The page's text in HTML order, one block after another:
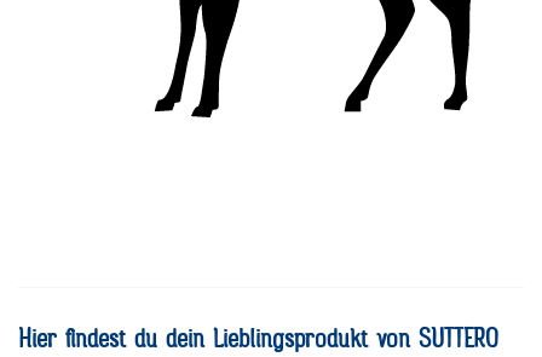
Hier findest du dein Lieblingsprodukt von SUTTERO